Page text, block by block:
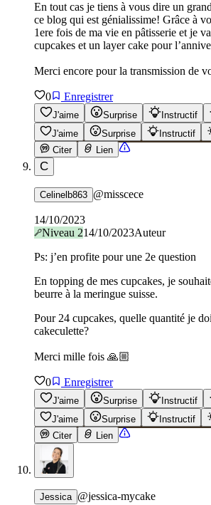
En tout cas je tiens à vous dire un
ce blog qui est génialissime! Grâce à
1ere fois de ma vie en pâtisserie et je
cupcakes et un layer cake pour
Merci encore pour la transmission de
0 Enregistrer
J'aime Surprise Instructif
J'aime
Surprise Instructif
Citer
Lien
C
Celinelb863 @misscece
14/10/2023
Niveau 214/10/2023Auteur
Ps: j’en profite pour une 2e question
En topping de mes cupcakes, je
beurre à la meringue suisse.
Pour 24 cupcakes, quelle quantité je
cakeculette?
Merci mille fois 🙏🏼
0 Enregistrer
J'aime Surprise Instructif
J'aime
Surprise Instructif
Citer
Lien
Jessica @jessica-mycake